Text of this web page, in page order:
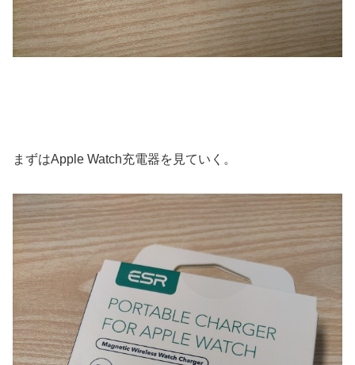
まずはApple Watch充電器を見ていく。